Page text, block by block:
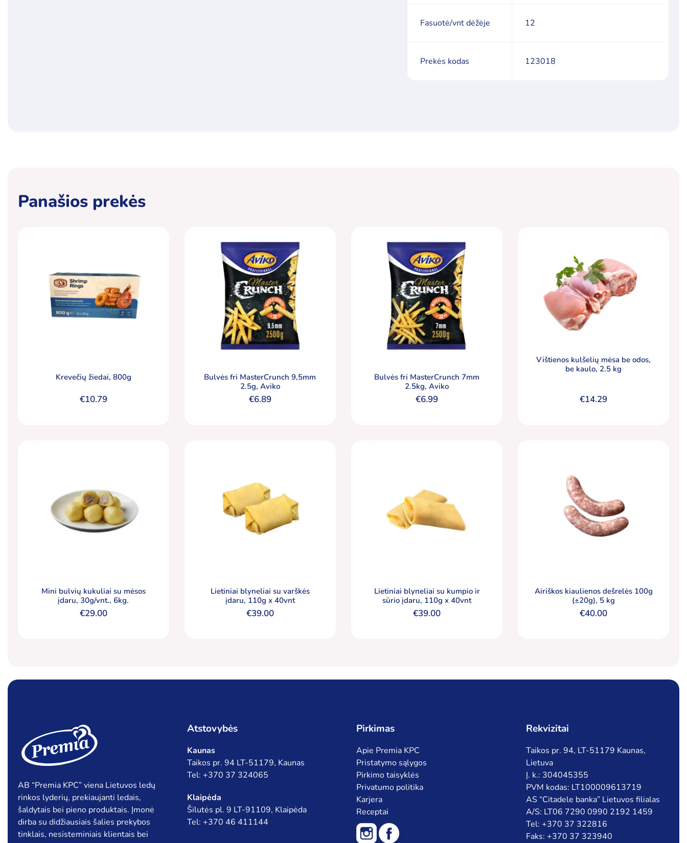
Fasuotė/vnt dėžėje 12
Prekės kodas 123018
Panašios prekės
Krevečių žiedai, 800g
€10.79
Bulvės fri MasterCrunch 9,5mm
2.5g, Aviko
€6.89
Bulvės fri MasterCrunch 7mm
2.5kg, Aviko
€6.99
Vištienos kulšelių mėsa be odos,
be kaulo, 2.5 kg
€14.29
Mini bulvių kukuliai su mėsos
įdaru, 30g/vnt., 6kg.
€29.00
Lietiniai blyneliai su varškės
įdaru, 110g x 40vnt
€39.00
Lietiniai blyneliai su kumpio ir
sūrio įdaru, 110g x 40vnt
€39.00
Airiškos kiaulienos dešrelės 100g
(±20g), 5 kg
€40.00
AB “Premia KPC” viena Lietuvos ledų
rinkos lyderių, prekiaujanti ledais,
šaldytais bei pieno produktais. Įmonė
dirba su didžiausiais šalies prekybos
tinklais, nesisteminiais klientais bei
Atstovybės
Kaunas
Taikos pr. 94 LT-51179, Kaunas
Tel: +370 37 324065
Klaipėda
Šilutės pl. 9 LT-91109, Klaipėda
Tel: +370 46 411144
Pirkimas
Apie Premia KPC
Pristatymo sąlygos
Pirkimo taisyklės
Privatumo politika
Karjera
Receptai
Rekvizitai
Taikos pr. 94, LT-51179 Kaunas,
Lietuva
Į. k.: 304045355
PVM kodas: LT100009613719
AS “Citadele banka” Lietuvos filialas
A/S: LT06 7290 0990 2192 1459
Tel: +370 37 322816
Faks: +370 37 323940